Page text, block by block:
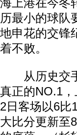
海上港在今冬
历最小的球队
地申花的交锋
着不败。
从历史交手
真正的NO.1
2日客场以6比
大比分更新至